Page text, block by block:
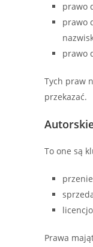
prawo
prawo
prawo
Tych praw
przekazać.
To one są
Prawa